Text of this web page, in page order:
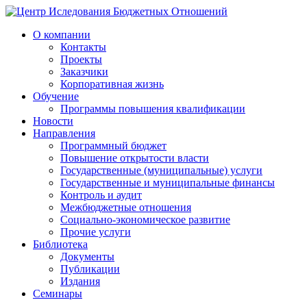
О компании
Контакты
Проекты
Заказчики
Корпоративная жизнь
Обучение
Программы повышения квалификации
Новости
Направления
Программный бюджет
Повышение открытости власти
Государственные (муниципальные) услуги
Государственные и муниципальные финансы
Контроль и аудит
Межбюджетные отношения
Социально-экономическое развитие
Прочие услуги
Библиотека
Документы
Публикации
Издания
Семинары